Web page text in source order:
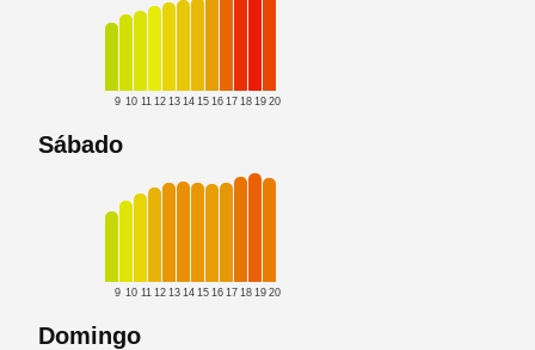
9 10 11 12 13 14 15 16 17 18 19 20
Sábado
9 10 11 12 13 14 15 16 17 18 19 20
Domingo